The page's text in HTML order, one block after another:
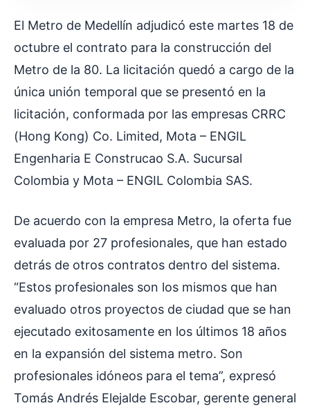
El Metro de Medellín adjudicó este martes 18 de
octubre el contrato para la construcción del
Metro de la 80. La licitación quedó a cargo de la
única unión temporal que se presentó en la
licitación, conformada por las empresas CRRC
(Hong Kong) Co. Limited, Mota – ENGIL
Engenharia E Construcao S.A. Sucursal
Colombia y Mota – ENGIL Colombia SAS.
De acuerdo con la empresa Metro, la oferta fue
evaluada por 27 profesionales, que han estado
detrás de otros contratos dentro del sistema.
“Estos profesionales son los mismos que han
evaluado otros proyectos de ciudad que se han
ejecutado exitosamente en los últimos 18 años
en la expansión del sistema metro. Son
profesionales idóneos para el tema”, expresó
Tomás Andrés Elejalde Escobar, gerente general